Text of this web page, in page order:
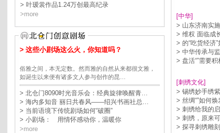
> 叶瑷裳作品1.24万创最高纪录
>more
> 这些小剧场这么火，你知道吗？
俗雅之间，本无定数。然而雅的自然从来都很文雅，
如诞生以来便有诸多文人参与创作的昆…
> 北仓门8090时光音乐会：经典旋律唤醒青…
> 海内多知音 丽日共春风——绍兴书画社总…
> 当前语境下传统剧场如何“破圈”
> 小剧场： 用情怀感动你，温暖你
>more
[中华]
> 山东济南实
> 维权 面临成
> 的“吃货经济
> 中华传承与
> 盘活“”需要
[刺绣文化]
> 锡绣妙手绣
> 丝绸“”如何
> 刺绣给我的
> 刺绣，原来
> 探寻刺绣雕